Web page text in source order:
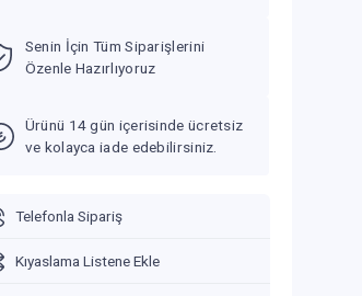
Senin İçin Tüm Siparişlerini
Özenle Hazırlıyoruz
Ürünü 14 gün içerisinde ücretsiz
ve kolayca iade edebilirsiniz.
Telefonla Sipariş
Kıyaslama Listene Ekle